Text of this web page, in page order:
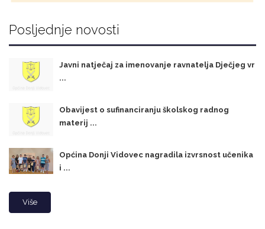
Posljednje novosti
Javni natječaj za imenovanje ravnatelja Dječjeg vr
...
Obavijest o sufinanciranju školskog radnog
materij ...
Općina Donji Vidovec nagradila izvrsnost učenika
i ...
Više